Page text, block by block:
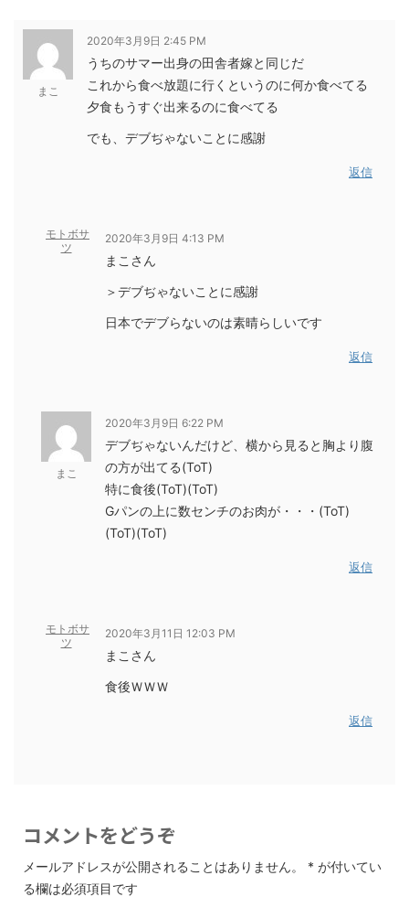
まこ
2020年3月9日 2:45 PM
うちのサマー出身の田舎者嫁と同じだ
これから食べ放題に行くというのに何か食べてる
夕食もうすぐ出来るのに食べてる
でも、デブぢゃないことに感謝
返信
モトボサ
ツ
2020年3月9日 4:13 PM
まこさん
＞デブぢゃないことに感謝
日本でデブらないのは素晴らしいです
返信
まこ
2020年3月9日 6:22 PM
デブぢゃないんだけど、横から見ると胸より腹
の方が出てる(ToT)
特に食後(ToT)(ToT)
Gパンの上に数センチのお肉が・・・(ToT)
(ToT)(ToT)
返信
モトボサ
ツ
2020年3月11日 12:03 PM
まこさん
食後ＷＷＷ
返信
コメントをどうぞ
メールアドレスが公開されることはありません。 * が付いてい
る欄は必須項目です